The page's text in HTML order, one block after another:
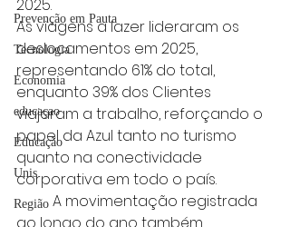
Prevenção em Pauta
Tecnologia
Economia
educaçao
Educação
Unis
Região
2025.
As viagens a lazer lideraram os
deslocamentos em 2025,
representando 61% do total,
enquanto 39% dos Clientes
viajaram a trabalho, reforçando o
papel da Azul tanto no turismo
quanto na conectividade
corporativa em todo o país.
	A movimentação registrada